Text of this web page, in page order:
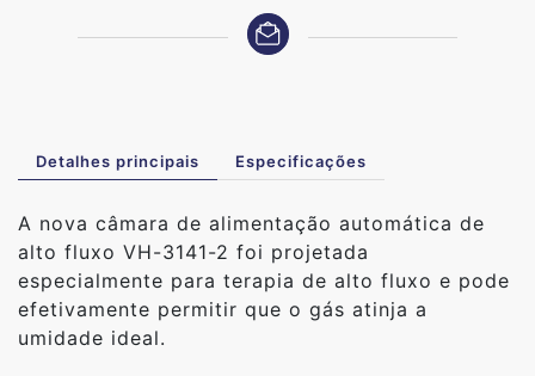
Detalhes principais Especificações
A nova câmara de alimentação automática de
alto fluxo VH-3141-2 foi projetada
especialmente para terapia de alto fluxo e pode
efetivamente permitir que o gás atinja a
umidade ideal.